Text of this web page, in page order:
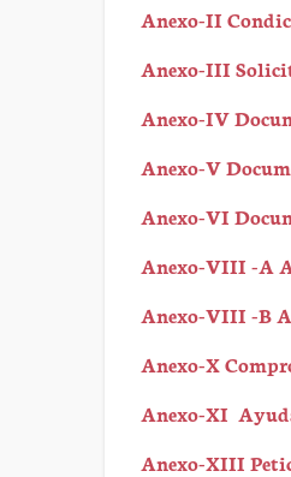
Anexo-II
Anexo-III
Anexo-IV
Anexo-V
Anexo-VI
Anexo-VIII -A
Anexo-VIII -B
Anexo-X
Anexo-XI
Anexo-XIII